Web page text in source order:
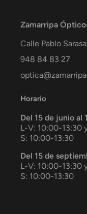
Zamarripa
Calle Pablo
948 84 83 27
Horario
Del 15 de junio al
L-V: 10:00-13:30
S: 10:00-13:30
Del 15 de
L-V: 10:00-13:30
S: 10:00-13:30